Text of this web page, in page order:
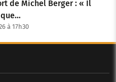
de Michel Berger : « Il
à 17h30